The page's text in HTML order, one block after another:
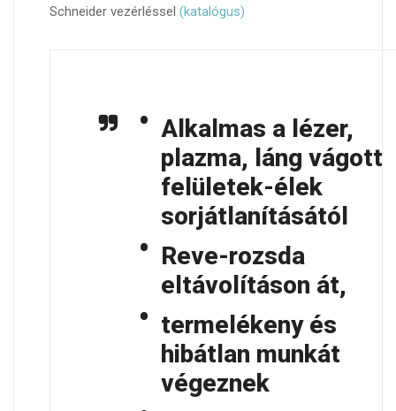
Schneider vezérléssel (katalógus)
Alkalmas a lézer,
plazma, láng vágott
felületek-élek
sorjátlanításától
Reve-rozsda
eltávolításon át,
termelékeny és
hibátlan munkát
végeznek